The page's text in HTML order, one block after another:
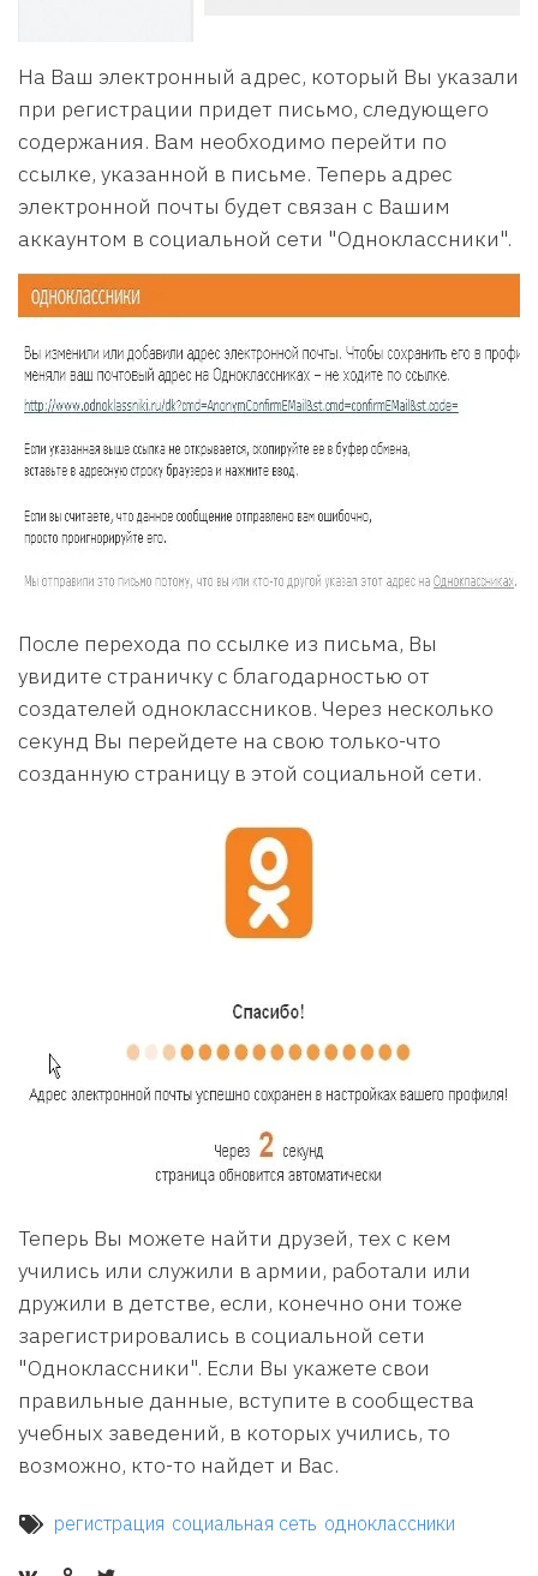
На Ваш электронный адрес, который Вы указали
при регистрации придет письмо, следующего
содержания. Вам необходимо перейти по
ссылке, указанной в письме. Теперь адрес
электронной почты будет связан с Вашим
аккаунтом в социальной сети "Одноклассники".
После перехода по ссылке из письма, Вы
увидите страничку с благодарностью от
создателей одноклассников. Через несколько
секунд Вы перейдете на свою только-что
созданную страницу в этой социальной сети.
Теперь Вы можете найти друзей, тех с кем
учились или служили в армии, работали или
дружили в детстве, если, конечно они тоже
зарегистрировались в социальной сети
"Одноклассники". Если Вы укажете свои
правильные данные, вступите в сообщества
учебных заведений, в которых учились, то
возможно, кто-то найдет и Вас.
регистрация социальная сеть одноклассники